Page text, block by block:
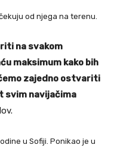
od njega na terenu.
na svakom
maksimum kako bih
zajedno ostvariti
svim navijačima
u Sofiji. Ponikao je u